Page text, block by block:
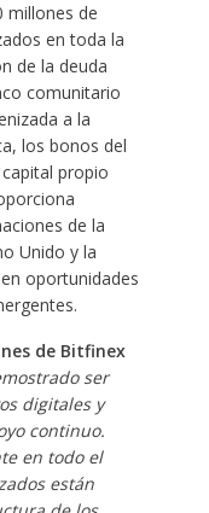
millones de
en toda la
de la deuda
comunitario
a la
los bonos del
propio
de la
Unido y la
oportunidades
de Bitfinex
ser
digitales y
continuo.
en todo el
están